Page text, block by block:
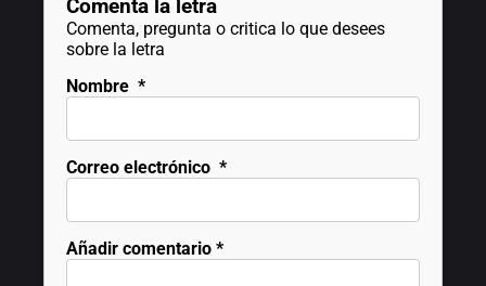
Comenta la letra
Comenta, pregunta o critica lo que desees
sobre la letra
Nombre *
Correo electrónico *
Añadir comentario *